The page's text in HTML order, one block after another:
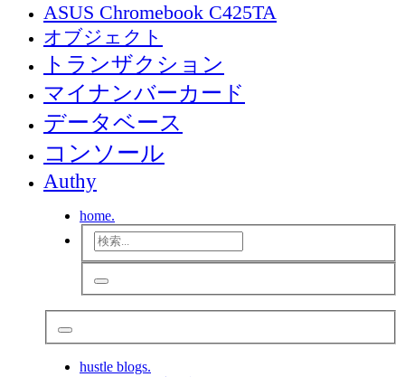
ASUS Chromebook C425TA
オブジェクト
トランザクション
マイナンバーカード
データベース
コンソール
Authy
home.
hustle blogs.